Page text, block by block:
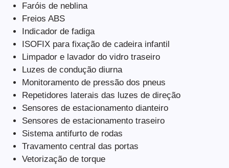
Faróis de neblina
Freios ABS
Indicador de fadiga
ISOFIX para fixação de cadeira infantil
Limpador e lavador do vidro traseiro
Luzes de condução diurna
Monitoramento de pressão dos pneus
Repetidores laterais das luzes de direção
Sensores de estacionamento dianteiro
Sensores de estacionamento traseiro
Sistema antifurto de rodas
Travamento central das portas
Vetorização de torque